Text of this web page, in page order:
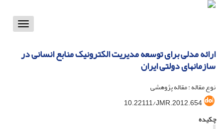
Toggle
ارائه مدلی برای توسعه مدیریت الکترونیک منابع انسانی در
سازمانهای دولتی ایران
نوع مقاله : مقاله پژوهشی
10.22111/JMR.2012.654
چکیده